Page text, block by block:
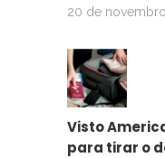
20 de
Visto
para tirar o